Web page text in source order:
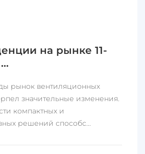
на рынке 11-
рынок вентиляционных
значительные изменения.
компактных и
решений способс...